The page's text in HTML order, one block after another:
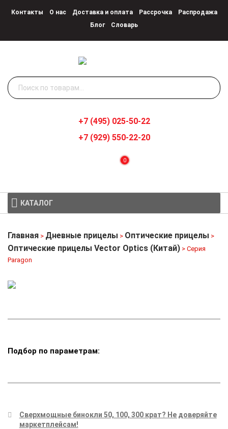
Контакты О нас Доставка и оплата Рассрочка
Распродажа
Блог
Словарь
Искать:
0
+7 (495) 025-50-22
+7 (929) 550-22-20
КАТАЛОГ
Главная > Дневные прицелы > Оптические прицелы >
Оптические прицелы Vector Optics (Китай) > Серия
Paragon
Подбор по параметрам:
Сверхмощные бинокли 50, 100, 300 крат? Не доверяйте
маркетплейсам!